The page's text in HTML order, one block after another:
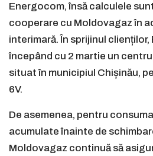
Energocom, însă calculele
cooperare cu Moldovagaz în
interimară. În sprijinul
începând cu 2 martie un
situat în municipiul Chișinău,
6V.
De asemenea, pentru
acumulate înainte de
Moldovagaz continuă să